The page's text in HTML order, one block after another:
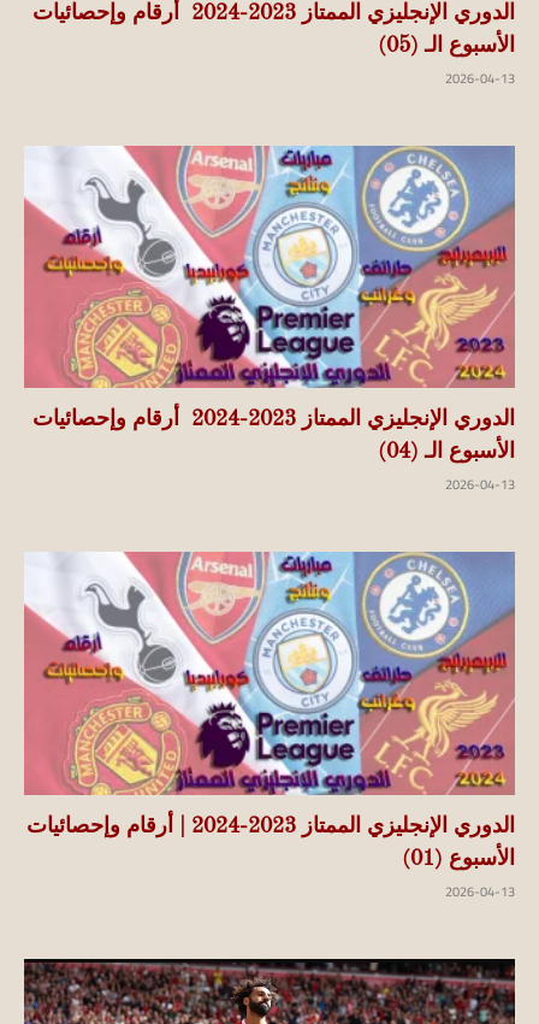
الدوري الإنجليزي الممتاز 2023-2024 أرقام وإحصائيات
الأسبوع الـ (05)
2026-04-13
الدوري الإنجليزي الممتاز 2023-2024 أرقام وإحصائيات
الأسبوع الـ (04)
2026-04-13
الدوري الإنجليزي الممتاز 2023-2024 | أرقام وإحصائيات
الأسبوع (01)
2026-04-13